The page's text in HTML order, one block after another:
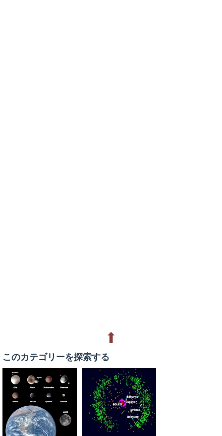
⬆
このカテゴリーを探索する